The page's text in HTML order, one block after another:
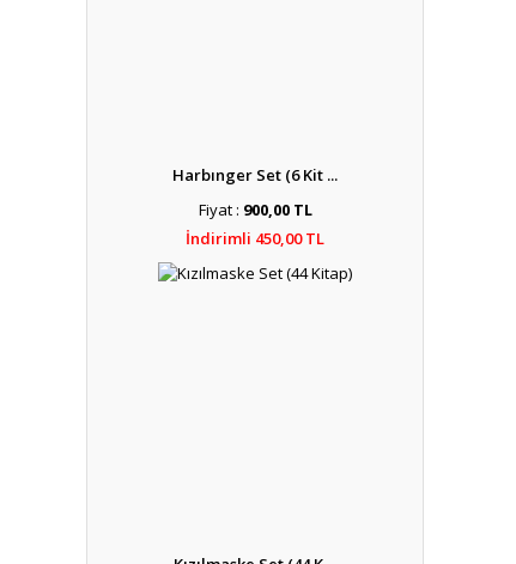
Harbınger Set (6 Kit ...
Fiyat : 900,00 TL
İndirimli 450,00 TL